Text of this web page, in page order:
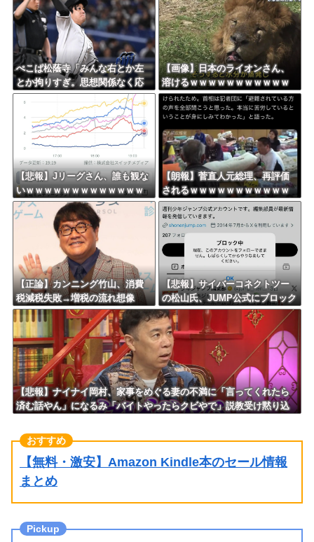
ぺこぱ松蔭寺「みんな右とか左
とか拘りすぎ。思想関係なく応
援しようよ」
【画像】日本のライオンさん、
溶けるｗｗｗｗｗｗｗｗｗｗｗ
ｗｗｗ
【悲報】Jリーグさん、誰も観な
いｗｗｗｗｗｗｗｗｗｗｗｗｗ
ｗｗｗｗ
【朗報】菅直人元総理、再評価
されるｗｗｗｗｗｗｗｗｗｗｗ
ｗｗｗｗｗｗｗ
【正論】カンニング竹山、消費
税減税失敗→増税の流れ想像
「次誰が総理やりたいと思いま
す？」
【悲報】サイバーコネクトツー
の松山氏、JUMP公式にブロック
されるｗｗｗｗｗｗｗｗｗｗｗ
【悲報】ナイナイ岡村、家事をめぐる妻の不満に「言ってくれたら
済む話やん」になるみ「バイトやったらクビやで」説教受け黙り込
【無料・激安】Amazon Kindle本のセール情報
まとめ